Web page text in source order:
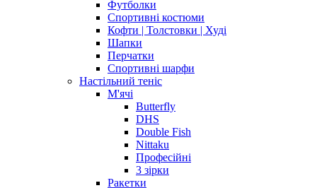
Футболки
Спортивні костюми
Кофти | Толстовки | Худі
Шапки
Перчатки
Спортивні шарфи
Настільний теніс
М'ячі
Butterfly
DHS
Double Fish
Nittaku
Професійні
3 зірки
Ракетки